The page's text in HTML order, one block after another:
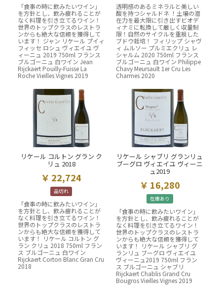
「食事の時に飲みたいワイン」
を方針とし、飲み疲れることが
なく料理を引き立てるワイン！
世界のトップクラスのレストラ
ンからも絶大な信頼を獲得して
います！ ジャン リケール プイィ
フィッセ ロシュ ヴィエイユ ヴ
ィーニュ 2019 750ml フランス
ブルゴーニュ 白ワイン Jean
Rijckaert Pouilly-Fuisse La
Roche Vieilles Vignes 2019
透明感のあるミネラルと美しい
酸を持つシャルドネ ！土壌の潜
在力を最大限に引き出すビオデ
ィナミに転換して厳しく収量制
限！自然のサイクルを重視した
ブドウ栽培！ フィリップ シャヴ
ィ ムルソー プルミエクリュ レ
シャルム 2020 750ml フランス
ブルゴーニュ 白ワイン Philippe
Chavy Meursault 1er Cru Les
Charmes 2020
リケール コルトン グラン ク
リュ 2018
22,724
品切れ
「食事の時に飲みたいワイン」
を方針とし、飲み疲れることが
なく料理を引き立てるワイン！
世界のトップクラスのレストラ
ンからも絶大な信頼を獲得して
います！ リケール コルトン グ
ラン クリュ 2018 750ml フラン
ス ブルゴーニュ 白ワイン
Rijckaert Corton Blanc Gran Cru
2018
リケール シャブリ グランリュ
ブーグロ ヴィエイユ ヴィーニ
ュ2019
16,280
在庫あり
「食事の時に飲みたいワイン」
を方針とし、飲み疲れることが
なく料理を引き立てるワイン！
世界のトップクラスのレストラ
ンからも絶大な信頼を獲得して
います！ リケール シャブリ グ
ランリュ ブーグロ ヴィエイユ
ヴィーニュ2019 750ml フラン
ス ブルゴーニュ シャブリ
Rijckaert Chablis Grand Cru
Bougros Vieilles Vignes 2019